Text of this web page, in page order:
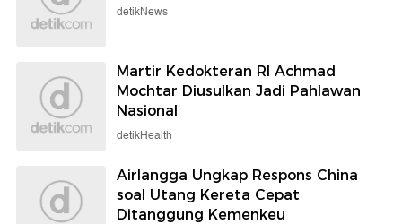
detikNews
Martir Kedokteran RI Achmad
Mochtar Diusulkan Jadi Pahlawan
Nasional
detikHealth
Airlangga Ungkap Respons China
soal Utang Kereta Cepat
Ditanggung Kemenkeu